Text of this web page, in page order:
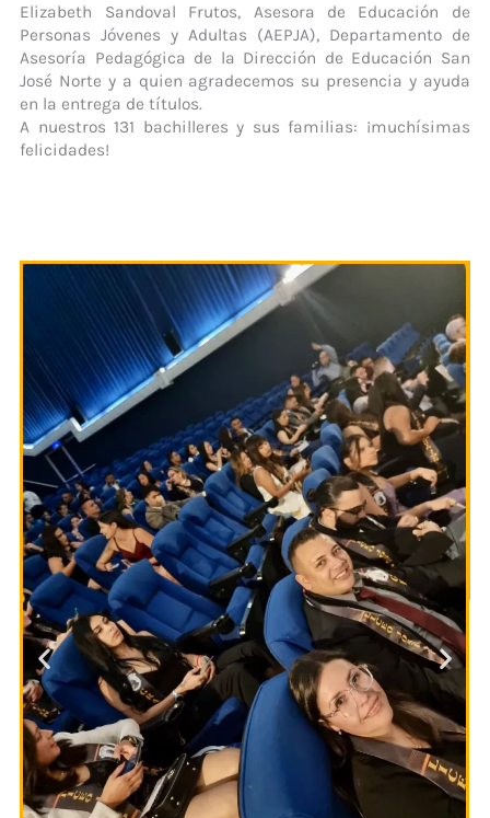
Elizabeth Sandoval Frutos, Asesora de Educación de
Personas Jóvenes y Adultas (AEPJA), Departamento de
Asesoría Pedagógica de la Dirección de Educación San
José Norte y a quien agradecemos su presencia y ayuda
en la entrega de títulos.
A nuestros 131 bachilleres y sus familias: ¡muchísimas
felicidades!